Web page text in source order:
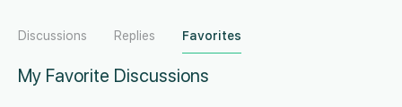
Discussions Replies Favorites
My Favorite Discussions